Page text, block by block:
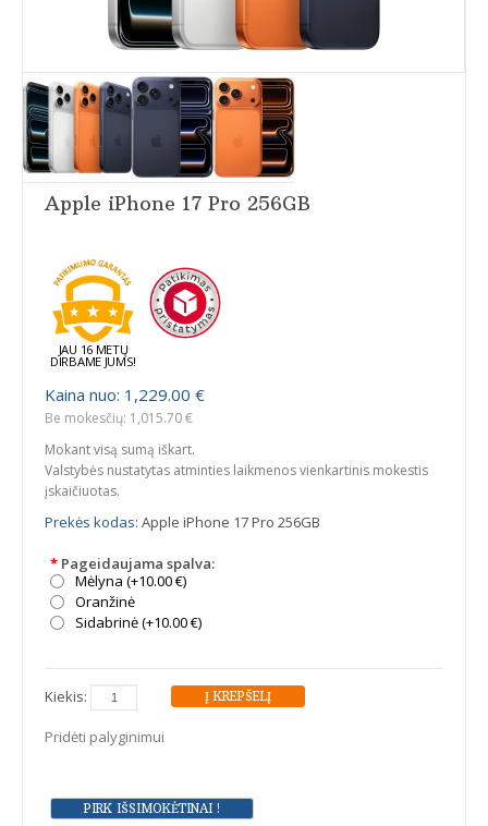
Apple iPhone 17 Pro 256GB
JAU 16 METŲ
DIRBAME JUMS!
Kaina nuo: 1,229.00 €
Be mokesčių: 1,015.70 €
Mokant visą sumą iškart.
Valstybės nustatytas atminties laikmenos vienkartinis mokestis
įskaičiuotas.
Prekės kodas: Apple iPhone 17 Pro 256GB
* Pageidaujama spalva:
Mėlyna (+10.00 €)
Oranžinė
Sidabrinė (+10.00 €)
Kiekis:
Pridėti palyginimui